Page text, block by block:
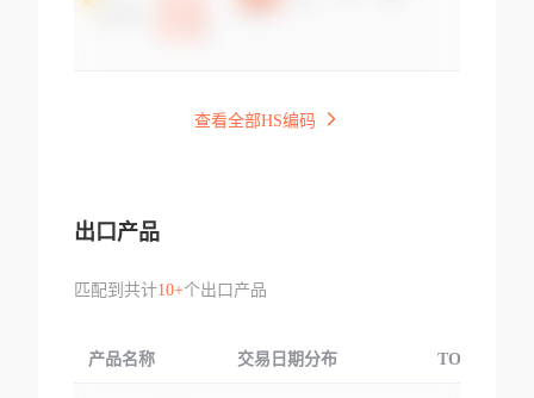
查看全部HS编码
出口产品
匹配到共计10+个出口产品
产品名称 交易日期分布 TOP3交易国